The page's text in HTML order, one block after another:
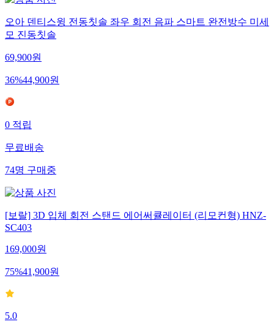
오아 덴티스윙 전동칫솔 좌우 회전 음파 스마트 완전방수 미세
모 진동칫솔
69,900원
36%44,900원
0적립
무료배송
74명구매중
[보랄] 3D 입체 회전 스탠드 에어써큘레이터 (리모컨형) HNZ-
SC403
169,000원
75%41,900원
5.0